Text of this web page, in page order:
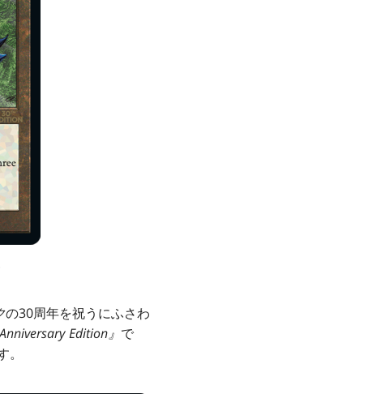
の30周年を祝うにふさわ
Edition』 で